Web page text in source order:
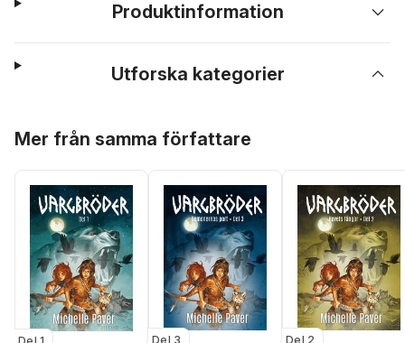
Produktinformation
Utforska kategorier
Mer från samma författare
Del 3 Del 2